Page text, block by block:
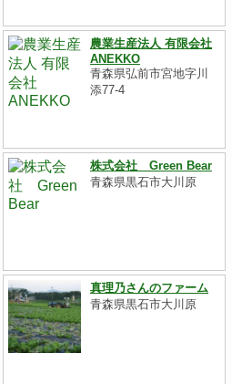
農業生産法人 有限会社
ANEKKO
青森県弘前市宮地字川
添77-4
株式会社 Green Bear
青森県黒石市大川原
真理乃さんのファーム
青森県黒石市大川原